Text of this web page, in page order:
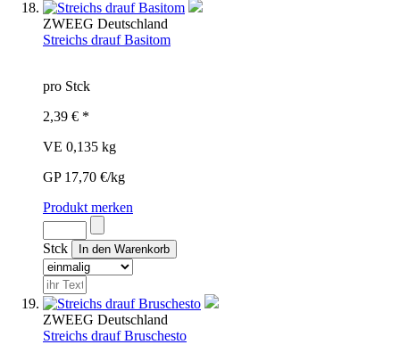
ZWEEG Deutschland
Streichs drauf Basitom
pro Stck
2,39 € *
VE 0,135 kg
GP 17,70 €/kg
Produkt merken
Stck
ZWEEG Deutschland
Streichs drauf Bruschesto